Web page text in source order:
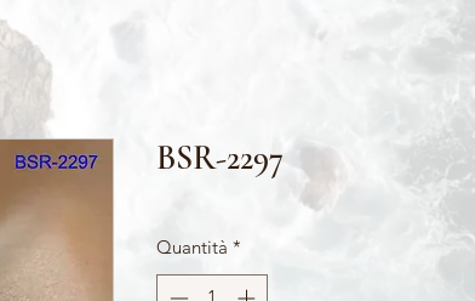
BSR-2297
Quantità *